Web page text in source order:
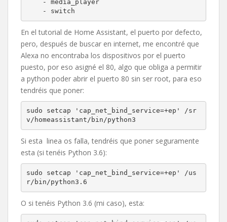
    - switch
En el tutorial de Home Assistant, el puerto por defecto,
pero, después de buscar en internet, me encontré que
Alexa no encontraba los dispositivos por el puerto
puesto, por eso asigné el 80, algo que obliga a permitir
a python poder abrir el puerto 80 sin ser root, para eso
tendréis que poner:
sudo setcap 'cap_net_bind_service=+ep' /sr
v/homeassistant/bin/python3
Si esta linea os falla, tendréis que poner seguramente
esta (si tenéis Python 3.6):
sudo setcap 'cap_net_bind_service=+ep' /us
r/bin/python3.6
O si tenéis Python 3.6 (mi caso), esta: